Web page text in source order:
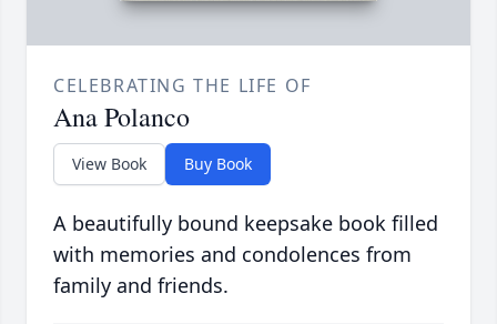
CELEBRATING THE LIFE OF
Ana Polanco
View Book Buy Book
A beautifully bound keepsake book filled
with memories and condolences from
family and friends.